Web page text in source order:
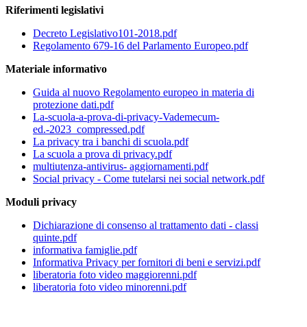
Riferimenti legislativi
Decreto Legislativo101-2018.pdf
Regolamento 679-16 del Parlamento Europeo.pdf
Materiale informativo
Guida al nuovo Regolamento europeo in materia di
protezione dati.pdf
La-scuola-a-prova-di-privacy-Vademecum-
ed.-2023_compressed.pdf
La privacy tra i banchi di scuola.pdf
La scuola a prova di privacy.pdf
multiutenza-antivirus- aggiornamenti.pdf
Social privacy - Come tutelarsi nei social network.pdf
Moduli privacy
Dichiarazione di consenso al trattamento dati - classi
quinte.pdf
informativa famiglie.pdf
Informativa Privacy per fornitori di beni e servizi.pdf
liberatoria foto video maggiorenni.pdf
liberatoria foto video minorenni.pdf